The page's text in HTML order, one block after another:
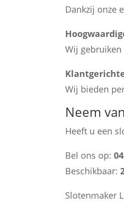
Dankzij onze
Wij
Wij bieden
Neem
Heeft u een
Bel ons op:
Beschikbaar:
Slotenmaker